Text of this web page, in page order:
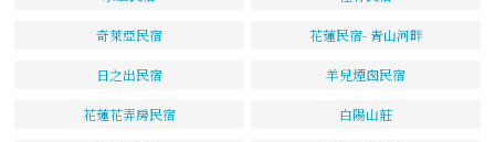
奇萊亞民宿 花蓮民宿- 青山河畔
日之出民宿 羊兒煙囪民宿
花蓮花弄房民宿 白陽山莊